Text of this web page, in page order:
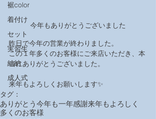
裾color
着付け
セット
実習生
結納
成人式
今年もありがとうございました
昨日で今年の営業が終わりました。
この１年多くのお客様にご来店いただき、本
当にありがとうございました。
来年もよろしくお願いします✨
タグ：
ありがとう 今年も一年感謝来年もよろしく
多くのお客様